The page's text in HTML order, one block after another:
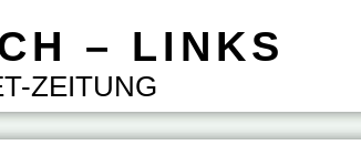
– LINKS
ZEITUNG